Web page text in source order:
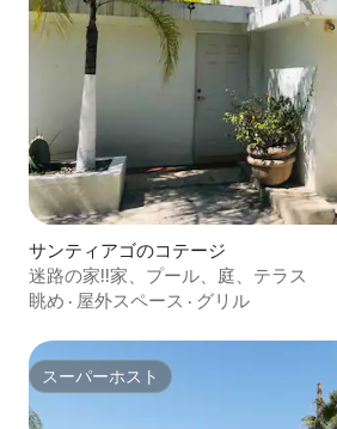
サンティアゴのコテージ
迷路の家!!家、プール、庭、テラス
眺め · 屋外スペース · グリル
スーパーホスト
スーパーホスト